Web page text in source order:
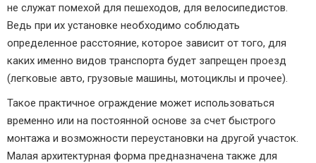
не служат помехой для пешеходов, для велосипедистов.
Ведь при их установке необходимо соблюдать
определенное расстояние, которое зависит от того, для
каких именно видов транспорта будет запрещен проезд
(легковые авто, грузовые машины, мотоциклы и прочее).
Такое практичное ограждение может использоваться
временно или на постоянной основе за счет быстрого
монтажа и возможности переустановки на другой участок.
Малая архитектурная форма предназначена также для